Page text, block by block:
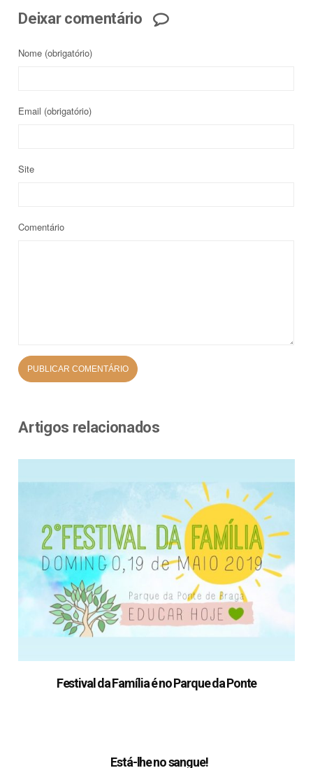
Deixar comentário
Nome (obrigatório)
Email (obrigatório)
Site
Comentário
Artigos relacionados
Festival da Família é no Parque da Ponte
Está-lhe no sangue!